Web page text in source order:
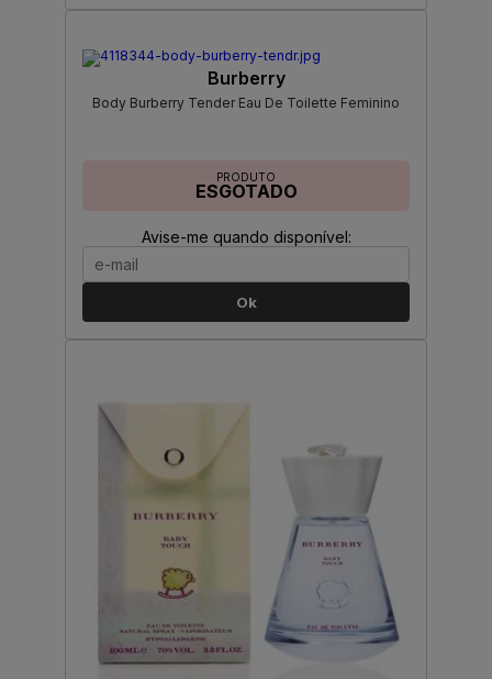
Burberry
Body Burberry Tender Eau De Toilette Feminino
PRODUTO
ESGOTADO
Avise-me quando disponível:
Ok